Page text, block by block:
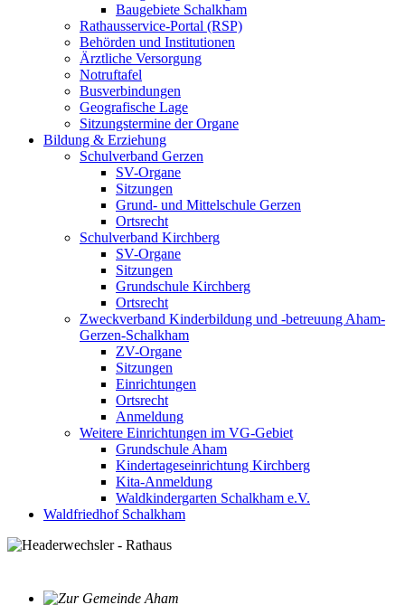
Baugebiete Schalkham
Rathausservice-Portal (RSP)
Behörden und Institutionen
Ärztliche Versorgung
Notruftafel
Busverbindungen
Geografische Lage
Sitzungstermine der Organe
Bildung & Erziehung
Schulverband Gerzen
SV-Organe
Sitzungen
Grund- und Mittelschule Gerzen
Ortsrecht
Schulverband Kirchberg
SV-Organe
Sitzungen
Grundschule Kirchberg
Ortsrecht
Zweckverband Kinderbildung und -betreuung Aham-
Gerzen-Schalkham
ZV-Organe
Sitzungen
Einrichtungen
Ortsrecht
Anmeldung
Weitere Einrichtungen im VG-Gebiet
Grundschule Aham
Kindertageseinrichtung Kirchberg
Kita-Anmeldung
Waldkindergarten Schalkham e.V.
Waldfriedhof Schalkham